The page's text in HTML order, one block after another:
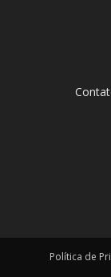
Política de